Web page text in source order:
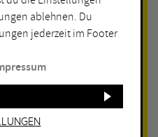
ablehnen. Du
jederzeit im Footer